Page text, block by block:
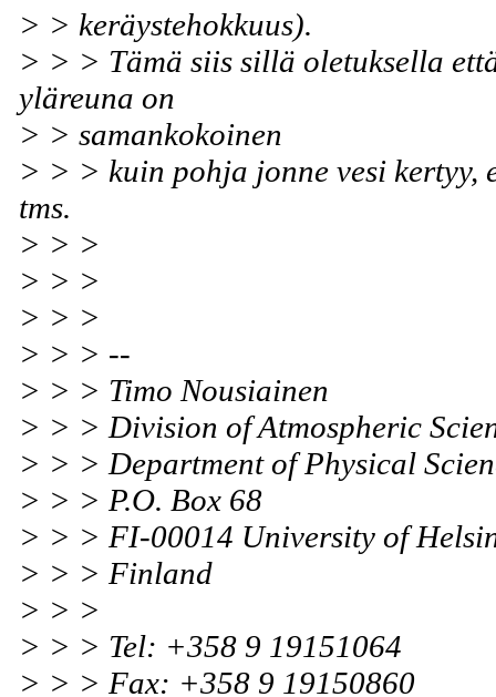
> > keräystehokkuus).
> > > Tämä siis sillä oletuksella
yläreuna on
> > samankokoinen
> > > kuin pohja jonne vesi kertyy,
tms.
> > >
> > >
> > >
> > > --
> > > Timo Nousiainen
> > > Division of Atmospheric
> > > Department of Physical
> > > P.O. Box 68
> > > FI-00014 University of
> > > Finland
> > >
> > > Tel: +358 9 19151064
> > > Fax: +358 9 19150860